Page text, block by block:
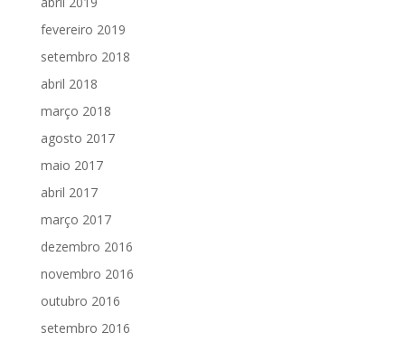
fevereiro 2019
setembro 2018
abril 2018
março 2018
agosto 2017
maio 2017
abril 2017
março 2017
dezembro 2016
novembro 2016
outubro 2016
setembro 2016